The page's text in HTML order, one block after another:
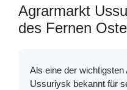
Agrarmarkt
des Fernen
Als eine der
Ussuriysk bekannt für